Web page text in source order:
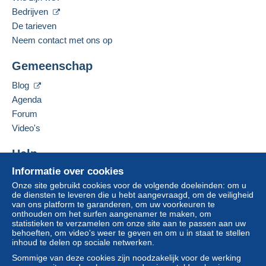
Voldoen aan de voorwaarden:
van een aankoop ter waarde van € 100,00.
Brief (normaal/klein formaat)
€ 0,90
Aanmel
Inschrij
Betalingsvoorwaarden:
Alle betalingen worden gedaan metcredit/debitcardof
Gesproken taal:
Engels (Verenigde Staten)
Adres van de onderneming:
12042 SE Sunnyside Rd. Unit #2022
Clackamas
Deze verkoper toevoegen aan mijn favorieten
Informatie over cookies
Onze site gebruikt cookies voor de volgende doeleinden: om u
de diensten te leveren die u hebt aangevraagd, om de veiligheid
van ons platform te garanderen, om uw voorkeuren te
onthouden om het surfen aangenamer te maken, om
statistieken te verzamelen om onze site aan te passen aan uw
behoeften, om video's weer te geven en om u in staat te stellen
inhoud te delen op sociale netwerken.
Sommige van deze cookies zijn noodzakelijk voor de werking
Bedrijven
De tarieven
Neem contact met ons op
Gemeenschap
Blog
Agenda
Forum
Video's
Help
Hulpcentrum
Kopen op Delcampe
Verkopen op Delcampe
Een beveiligde website